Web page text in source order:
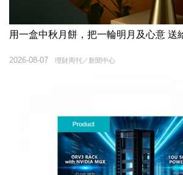
用一盒中秋月餅，把一輪明月及心意 送
理財周刊／新聞中心
2026-08-07